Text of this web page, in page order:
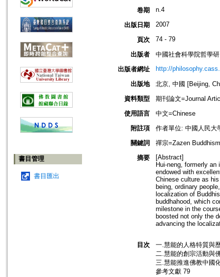
書目管理
書目匯出
卷期
n.4
出版日期 2007
頁次 74 - 79
出版者
中國社會科學院哲學
出版者網址
http://
出版地
北京, 中國 [Beijing,
資料類型
期刊論文=Journal
使用語言
中文=Chinese
附註項
作者單位: 中國人民大
關鍵詞
禪宗=Zazen
摘要
[Abstract]
Hui-neng, formerly
endowed with
Chinese culture as
being, ordinary
localization of
buddhahood, which
milestone in the
boosted not only the
advancing the
目次
一.慧能的人格特質與
二.慧能的創宗活動與
三.慧能推進佛教中國
參考文獻 79